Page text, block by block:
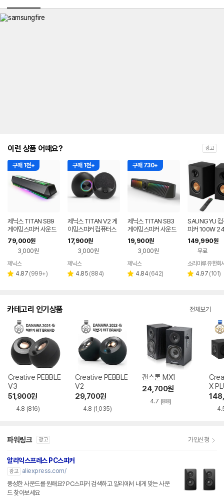
이런 상품 어때요? 광고
구매 1천+
제닉스 TITAN SB9
게이밍스피커 사운드
바 컴퓨터스피커
79,000원
3,000원
페이
제닉스
별 4.87 리
(999+)
구매 1천+
제닉스 TITAN V2 게
이밍스피커 컴퓨터스
피커
17,900원
3,000원
페이
제닉스
별 4.85 리
(884)
구매 730+
제닉스 TITAN SB3
게이밍스피커 사운드
바 컴퓨터스피커
19,900원
3,000원
페이
제닉스
별 4.84 리
(642)
SAUNGYU 컴
피커 100W
디오 2채널 PC
블루투스 연결
149,990원
무료
소리마루 유한회
별 4.97 리
(101)
카테고리 인기상품 전체보기
Creative PEBBLE
V3
51,900원
4.8 (816)
Creative PEBBLE
V2
29,700원
4.8 (1,035)
캔스톤 MX1
24,700원
4.7 (88)
X
파워링크 광고 가입신청
알리익스프레스 PC스피커
광고
aliexpress.com/
풍성한 사운드를 원해요? PC스피커 검색하고 알리에서 내게 맞는 사운
드 찾아보세요